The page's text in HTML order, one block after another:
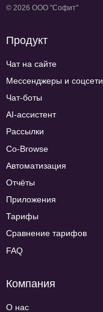
© 2026 ООО "Софит"
Продукт
Чат на сайте
Мессенджеры и соцсети
Чат-боты
AI-ассистент
Рассылки
Co-Browse
Автоматизация
Отчёты
Приложения
Тарифы
Сравнение тарифов
FAQ
Компания
О нас